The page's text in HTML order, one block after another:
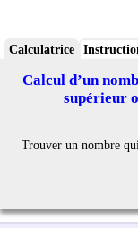
Calculatrice
Calcul d’un
supérieur
Trouver un nombre